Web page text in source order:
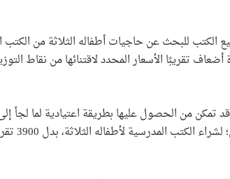
للبحث عن حاجيات أطفاله الثلاثة من الكتب
تقريبًا الأسعار المحدد لاقتنائها من نقاط
من الحصول عليها بطريقة اعتيادية لما لجأ
39000 (أوقية)